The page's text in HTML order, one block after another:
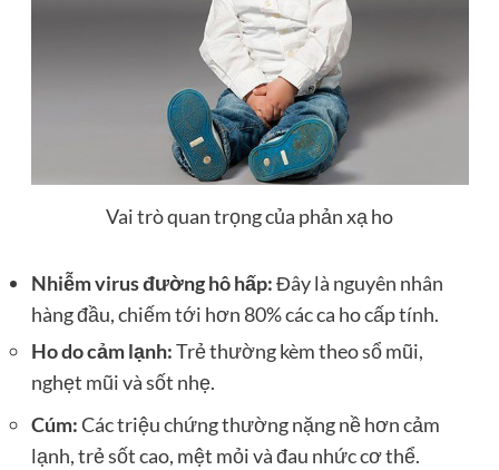
Vai trò quan trọng của phản xạ ho
Nhiễm virus đường hô hấp:Đây là nguyên nhân
hàng đầu, chiếm tới hơn 80% các ca ho cấp tính.
Ho do cảm lạnh:Trẻ thường kèm theo sổ mũi,
nghẹt mũi và sốt nhẹ.
Cúm:Các triệu chứng thường nặng nề hơn cảm
lạnh, trẻ sốt cao, mệt mỏi và đau nhức cơ thể.